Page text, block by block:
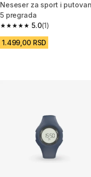
Neseser za sport i
5 pregrada
5.0
5.0 od 5 zvezdica from 1
(1)
1.499,00 RSD